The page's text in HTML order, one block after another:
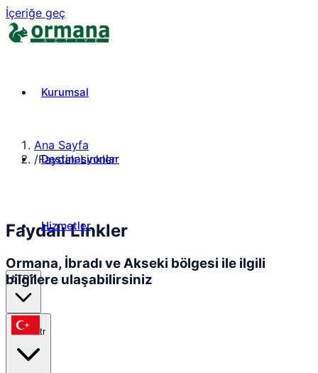
İçeriğe geç
Kurumsal
Destinasyonlar
Hizmetler
₺TRY
tr
Ana Sayfa
/Faydalı Linkler
Faydalı Linkler
Ormana, İbradı ve Akseki bölgesi ile ilgili
bilgilere ulaşabilirsiniz